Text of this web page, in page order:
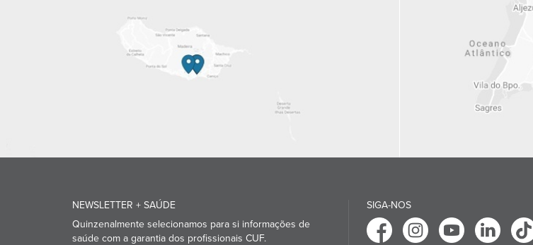
NEWSLETTER + SAÚDE
Quinzenalmente selecionamos para si informações de
saúde com a garantia dos profissionais CUF.
SIGA-NOS